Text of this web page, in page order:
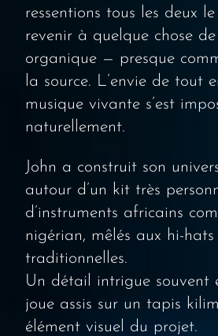
ressentions tous les deux
revenir à quelque chose
organique — presque
la source. L’envie de tout
musique vivante s’est
naturellement.
John a construit son
autour d’un kit très
d’instruments africains
nigérian, mêlés aux hi-
traditionnelles.
Un détail intrigue souvent
joue assis sur un tapis
élément visuel du projet.